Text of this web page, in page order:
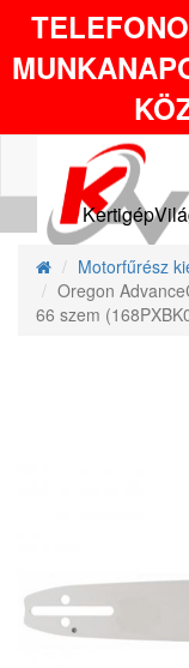
Motorfűrész
Oregon
66 szem